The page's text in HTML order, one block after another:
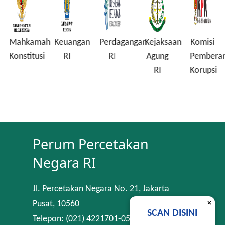
Keuangan
RI
Perdagangan
RI
Kejaksaan
Agung
Komisi
Pemberantasan
Korupsi
Lembaga
Penjamin
Perum Percetakan
Negara RI
Jl. Percetakan Negara No. 21, Jakarta
Pusat, 10560
Telepon: (021) 4221701-05
×
SCAN DISINI